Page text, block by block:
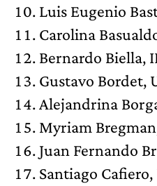
Luis Eugenio
Carolina
Bernardo Biella,
Gustavo Bordet,
Alejandrina
Myriam
Juan Fernando
Santiago Cafiero,